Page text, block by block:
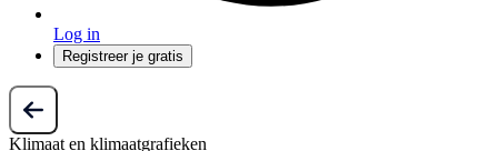
Log in
Registreer je gratis
Klimaat en klimaatgrafieken